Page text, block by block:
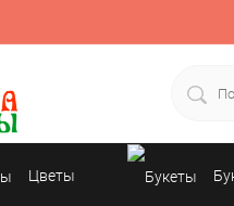
Цветы